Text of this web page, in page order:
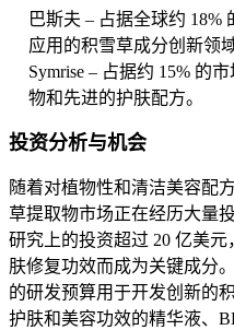
巴斯夫 – 占据全球约 18%
应用的积雪草成分创新领
Symrise – 占据约 15% 的
物和先进的护肤配方。
投资分析与机会
随着对植物性和清洁美容配
草提取物市场正在经历大量
研究上的投资超过 20 亿美
肤修复功效而成为关键成分
的研发预算用于开发创新的
护肤和美容功效的精华液、